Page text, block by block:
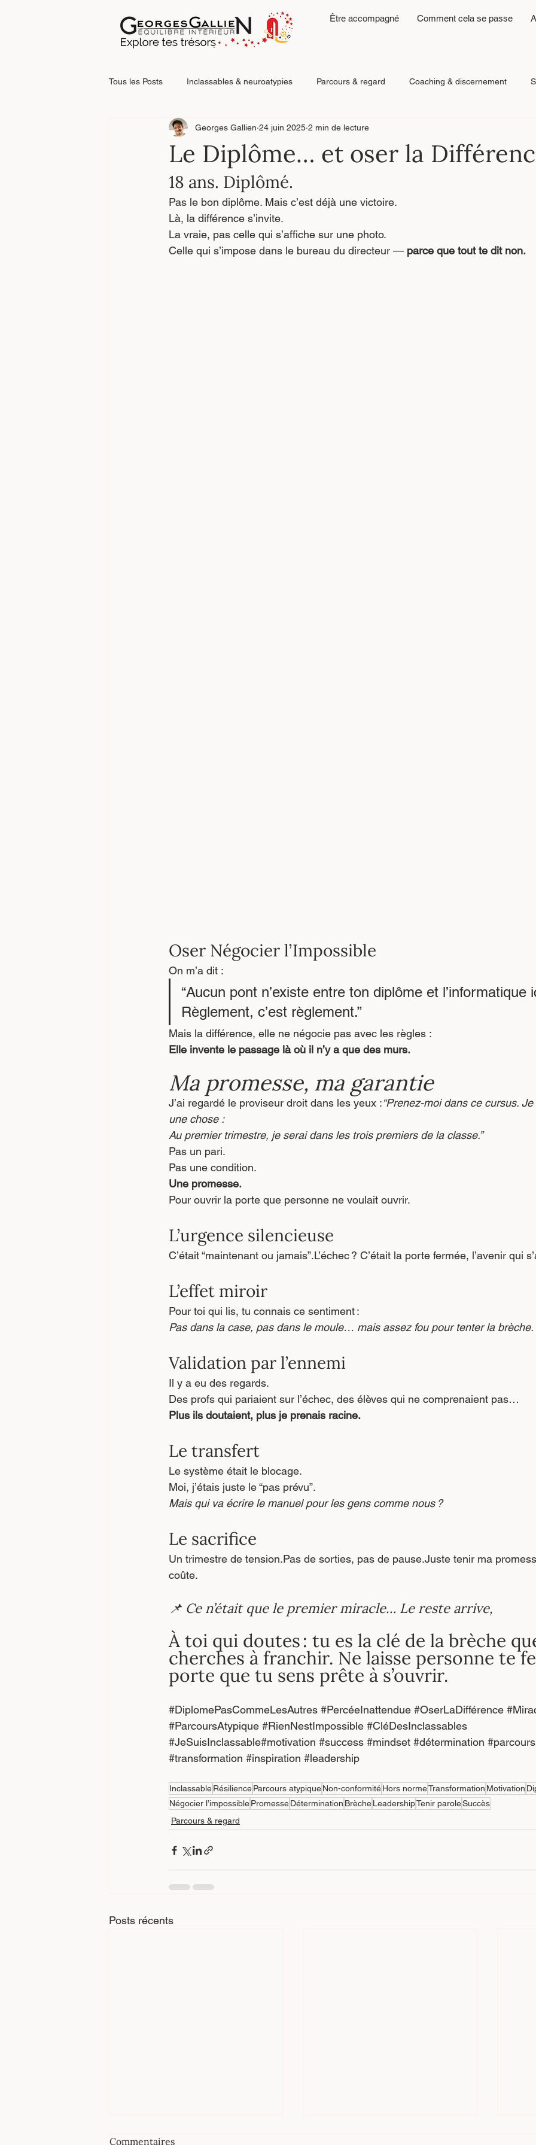
Être accompagné Comment cela se passe
Tous les Posts Inclassables & neuroatypies Parcours & regard Coaching & discernement
Relations & blessures relationnelle Émotions, fatigue & régulation
Faire le point
Le Diplôme… et oser la
Georges Gallien 24 juin 2025 2 min de lecture
18 ans. Diplômé.
Pas le bon diplôme. Mais c’est déjà une victoire.
Là, la différence s’invite.
La vraie, pas celle qui s’affiche sur une photo.
Celle qui s’impose dans le bureau du directeur — parce que tout te dit non.
Oser Négocier l’Impossible
On m’a dit :
“Aucun pont n’existe entre ton diplôme et l’informatique
Règlement, c’est règlement.”
Mais la différence, elle ne négocie pas avec les règles :
Elle invente le passage là où il n’y a que des murs.
Ma promesse, ma garantie
J’ai regardé le proviseur droit dans les yeux :“Prenez-moi dans ce cursus.
une chose :
Au premier trimestre, je serai dans les trois premiers de la classe.”
Pas un pari.
Pas une condition.
Une promesse.
Pour ouvrir la porte que personne ne voulait ouvrir.
L’urgence silencieuse
C’était “maintenant ou jamais”.L’échec ? C’était la porte fermée, l’avenir qui
L’effet miroir
Pour toi qui lis, tu connais ce sentiment :
Pas dans la case, pas dans le moule… mais assez fou pour tenter la brèche.
Validation par l’ennemi
Il y a eu des regards.
Des profs qui pariaient sur l’échec, des élèves qui ne comprenaient pas…
Plus ils doutaient, plus je prenais racine.
Le transfert
Le système était le blocage.
Moi, j’étais juste le “pas prévu”.
Mais qui va écrire le manuel pour les gens comme nous ?
Le sacrifice
Un trimestre de tension.Pas de sorties, pas de pause.Juste tenir ma
coûte.
📌 Ce n’était que le premier miracle… Le reste arrive,
À toi qui doutes : tu es la clé de la brèche
cherches à franchir. Ne laisse personne te
porte que tu sens prête à s’ouvrir.
#DiplomePasCommeLesAutres #PercéeInattendue #OserLaDifférence
#ParcoursAtypique #RienNestImpossible #CléDesInclassables
#JeSuisInclassable#motivation #success #mindset #détermination #parcours
#transformation #inspiration #leadership
InclassableRésilienceParcours atypiqueNon-conformitéHors normeTransformation Motivation
Négocier l’impossiblePromesseDétermination BrècheLeadershipTenir paroleSuccès
Parcours & regard
Posts récents
Commentaires